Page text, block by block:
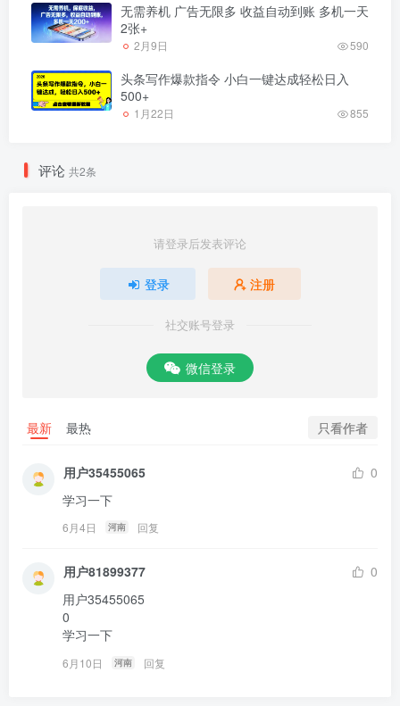
无需养机 广告无限多 收益自动到账 多机一天
2张+
2月9日 590
头条写作爆款指令 小白一键达成轻松日入
500+
1月22日 855
评论 共2条
请登录后发表评论
登录 注册
社交账号登录
微信登录
最新 最热 只看作者
用户35455065
0
学习一下
6月4日 河南 回复
用户81899377
0
用户35455065
0
学习一下
6月10日 河南 回复